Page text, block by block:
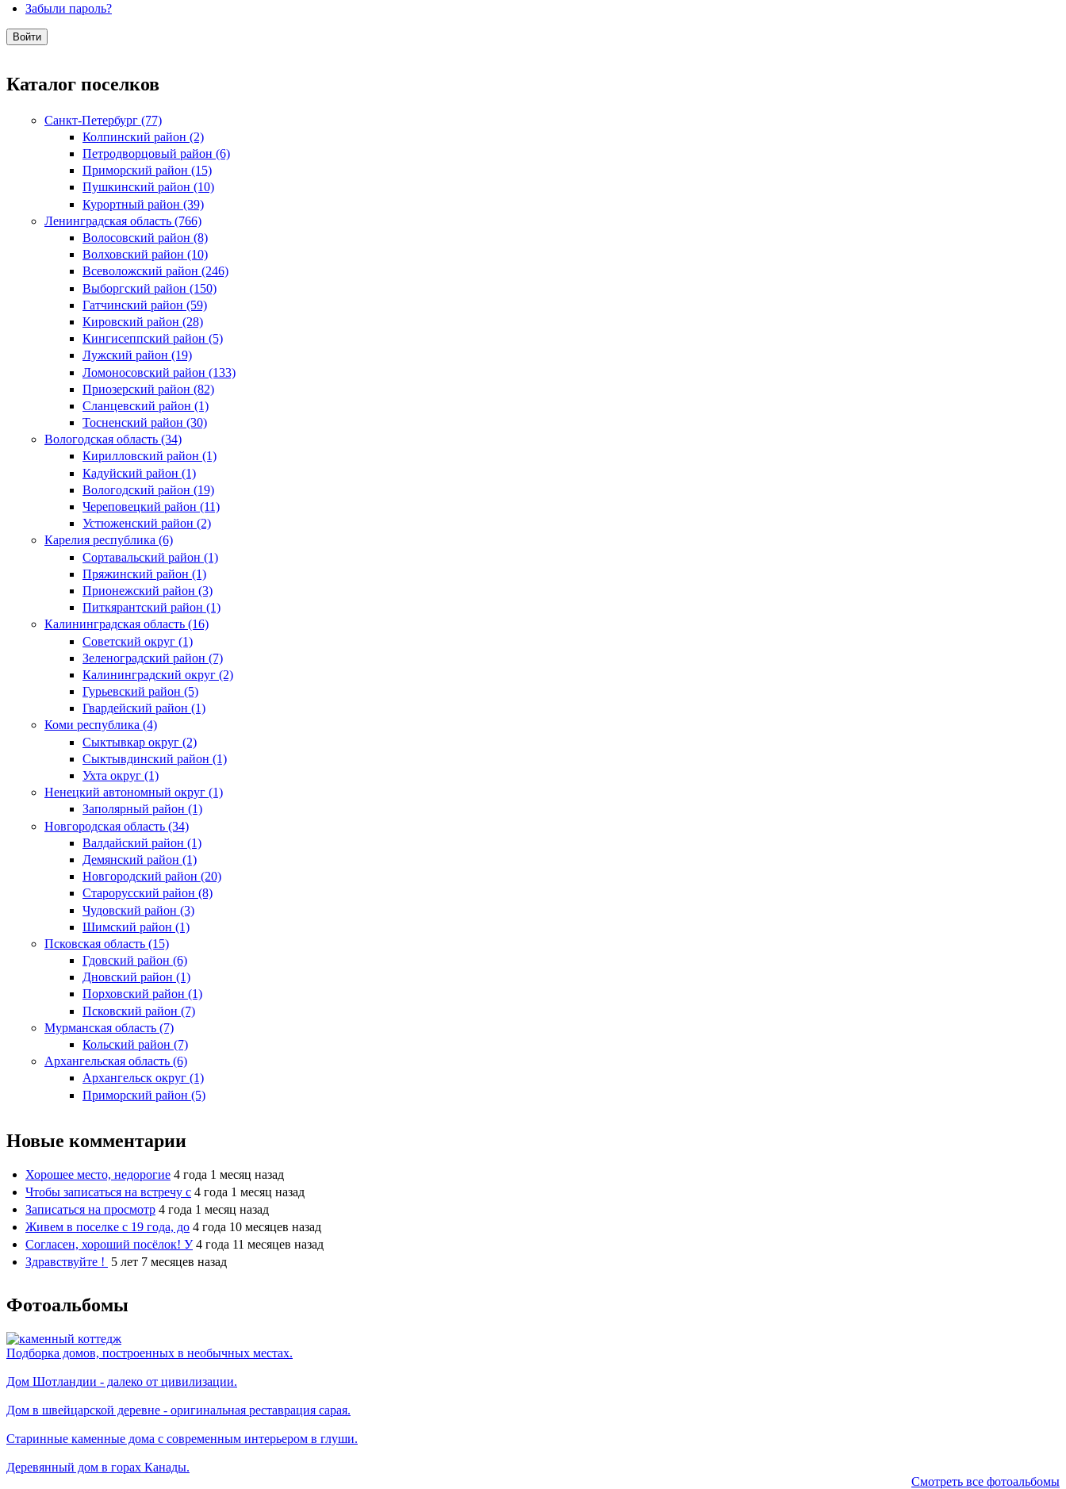
Забыли пароль?
Каталог поселков
Санкт-Петербург (77)
Колпинский район (2)
Петродворцовый район (6)
Приморский район (15)
Пушкинский район (10)
Курортный район (39)
Ленинградская область (766)
Волосовский район (8)
Волховский район (10)
Всеволожский район (246)
Выборгский район (150)
Гатчинский район (59)
Кировский район (28)
Кингисеппский район (5)
Лужский район (19)
Ломоносовский район (133)
Приозерский район (82)
Сланцевский район (1)
Тосненский район (30)
Вологодская область (34)
Кирилловский район (1)
Кадуйский район (1)
Вологодский район (19)
Череповецкий район (11)
Устюженский район (2)
Карелия республика (6)
Сортавальский район (1)
Пряжинский район (1)
Прионежский район (3)
Питкярантский район (1)
Калининградская область (16)
Советский округ (1)
Зеленоградский район (7)
Калининградский округ (2)
Гурьевский район (5)
Гвардейский район (1)
Коми республика (4)
Сыктывкар округ (2)
Сыктывдинский район (1)
Ухта округ (1)
Ненецкий автономный округ (1)
Заполярный район (1)
Новгородская область (34)
Валдайский район (1)
Демянский район (1)
Новгородский район (20)
Старорусский район (8)
Чудовский район (3)
Шимский район (1)
Псковская область (15)
Гдовский район (6)
Дновский район (1)
Порховский район (1)
Псковский район (7)
Мурманская область (7)
Кольский район (7)
Архангельская область (6)
Архангельск округ (1)
Приморский район (5)
Новые комментарии
Хорошее место, недорогие 4 года 1 месяц назад
Чтобы записаться на встречу с 4 года 1 месяц назад
Записаться на просмотр 4 года 1 месяц назад
Живем в поселке с 19 года, до 4 года 10 месяцев назад
Согласен, хороший посёлок! У 4 года 11 месяцев назад
Здравствуйте ! 5 лет 7 месяцев назад
Фотоальбомы
Подборка домов, построенных в необычных местах.
Дом Шотландии - далеко от цивилизации.
Дом в швейцарской деревне - оригинальная реставрация сарая.
Старинные каменные дома с современным интерьером в глуши.
Деревянный дом в горах Канады.
Смотреть все фотоальбомы